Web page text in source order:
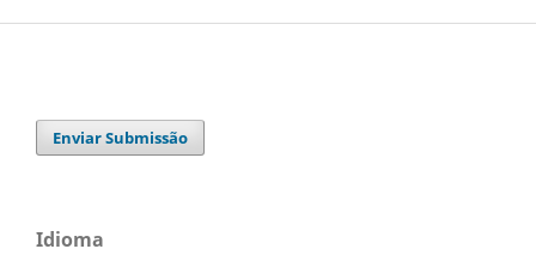
Enviar Submissão
Idioma